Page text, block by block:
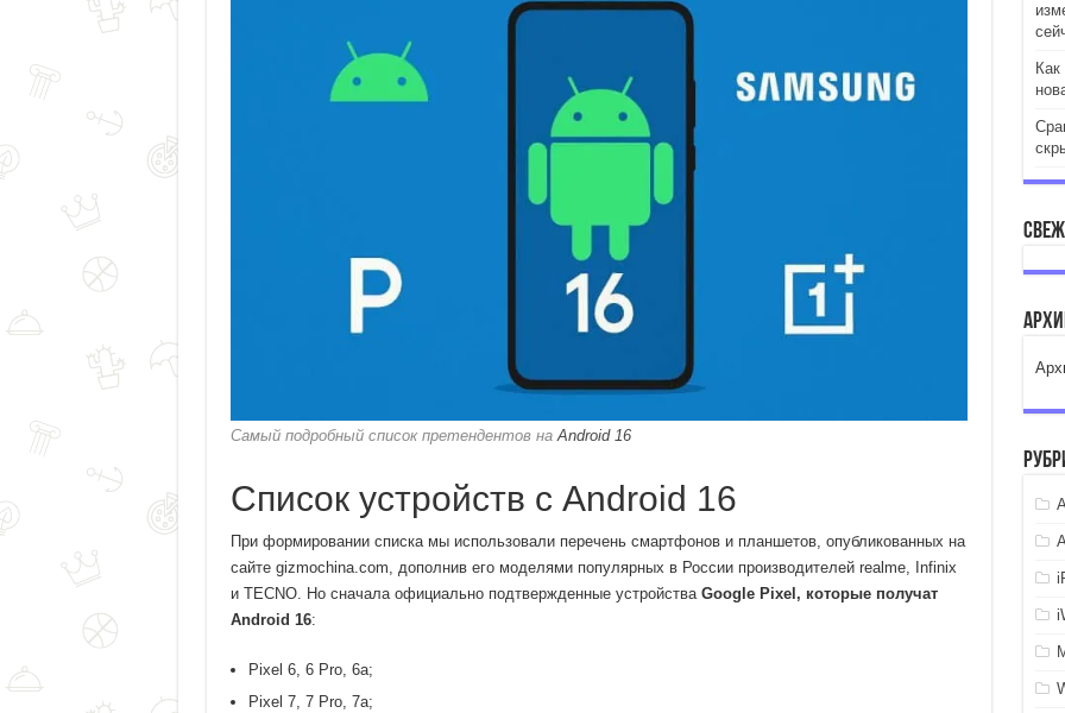
Самый подробный список претендентов наAndroid 16
Список устройств с Android 16
При формировании списка мы использовали перечень смартфонов и планшетов, опубликованных на
сайте gizmochina.com, дополнив его моделями популярных в России производителей realme, Infinix
и TECNO. Но сначала официально подтвержденные устройства Google Pixel, которые получат
Android 16:
Pixel 6, 6 Pro, 6a;
Pixel 7, 7 Pro, 7a;